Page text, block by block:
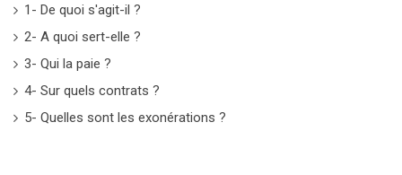
1- De quoi s'agit-il ?
2- A quoi sert-elle ?
3- Qui la paie ?
4- Sur quels contrats ?
5- Quelles sont les exonérations ?